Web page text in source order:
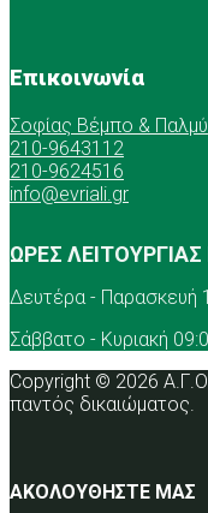
Επικοινωνία
Σοφίας Βέμπο &
210-9643112
210-9624516
info@evriali.gr
ΩΡΕΣ
Δευτέρα - Παρασκευή
Σάββατο - Κυριακή
Copyright © 2026
παντός δικαιώματος.
ΑΚΟΛΟΥΘΗΣΤΕ ΜΑΣ